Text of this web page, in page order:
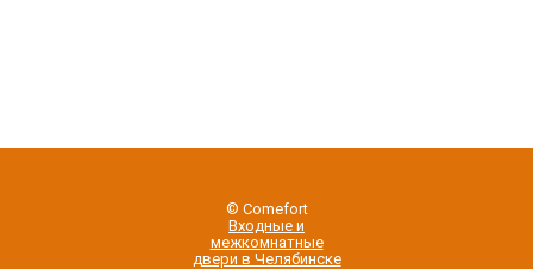
© Comefort
Входные и
межкомнатные
двери в Челябинске